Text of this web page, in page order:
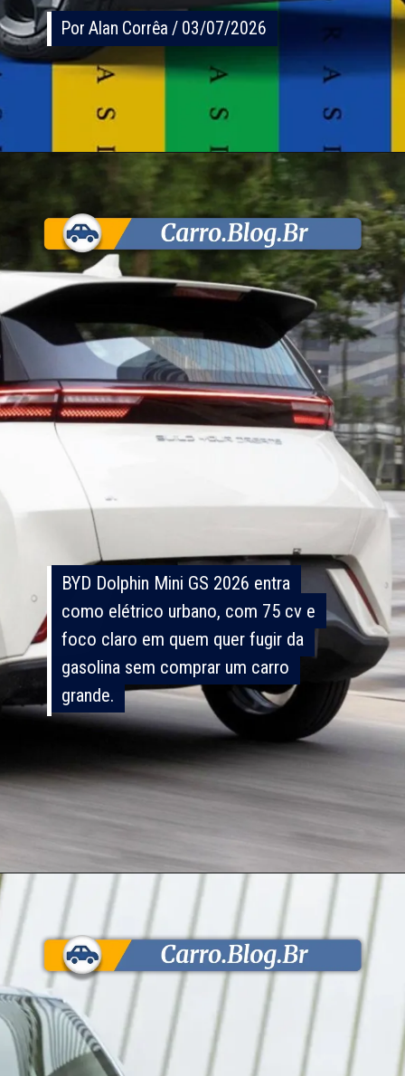
Por Alan Corrêa / 03/07/2026
Por Alan Corrêa / 03/07/2026
BYD Dolphin Mini GS 2026 entra
como elétrico urbano, com 75 cv e
foco claro em quem quer fugir da
gasolina sem comprar um carro
grande.
BYD Dolphin Mini GS 2026 entra
como elétrico urbano, com 75 cv e
foco claro em quem quer fugir da
gasolina sem comprar um carro
grande.